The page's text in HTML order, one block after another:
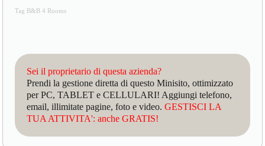
Tag B&B 4 Rooms
Sei il proprietario di questa azienda?
Prendi la gestione diretta di questo Minisito, ottimizzato
per PC, TABLET e CELLULARI! Aggiungi telefono,
email, illimitate pagine, foto e video.GESTISCI LA
TUA ATTIVITA': anche GRATIS!